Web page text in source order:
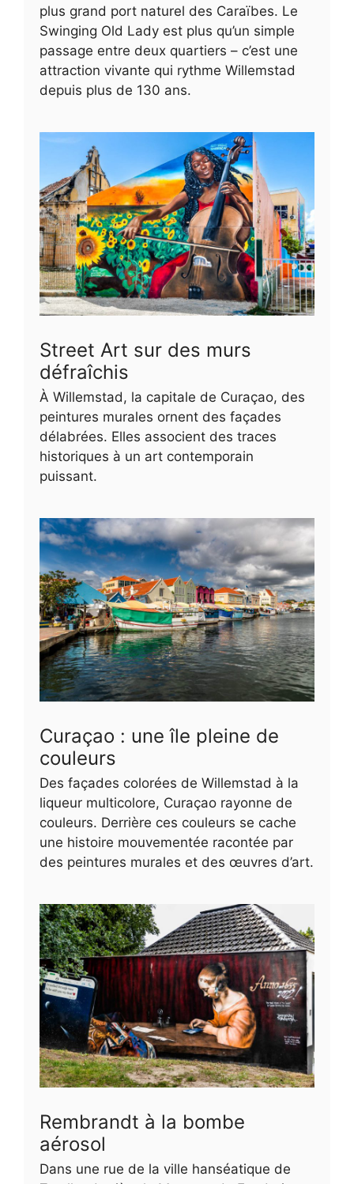
plus grand port naturel des Caraïbes. Le
Swinging Old Lady est plus qu’un simple
passage entre deux quartiers – c’est une
attraction vivante qui rythme Willemstad
depuis plus de 130 ans.
Street Art sur des murs
défraîchis
À Willemstad, la capitale de Curaçao, des
peintures murales ornent des façades
délabrées. Elles associent des traces
historiques à un art contemporain
puissant.
Curaçao : une île pleine de
couleurs
Des façades colorées de Willemstad à la
liqueur multicolore, Curaçao rayonne de
couleurs. Derrière ces couleurs se cache
une histoire mouvementée racontée par
des peintures murales et des œuvres d’art.
Rembrandt à la bombe
aérosol
Dans une rue de la ville hanséatique de